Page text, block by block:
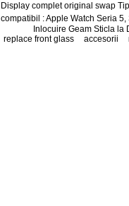
Display complet original swap
compatibil : Apple Watch Seria 5,
Inlocuire Geam Sticla la
replace front glass
accesorii